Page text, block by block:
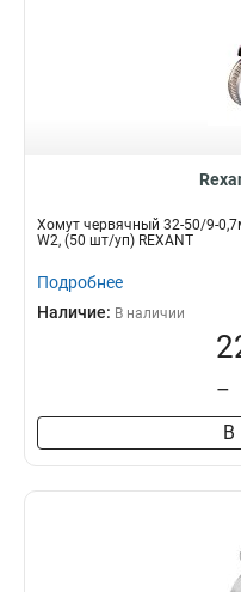
Хомут червячный 32-50/9-
W2, (50 шт/уп) REXANT
Подробнее
Наличие: В наличии
–
В